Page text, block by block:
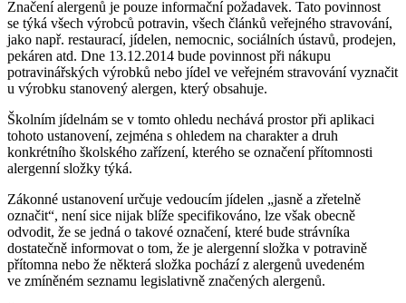
Značení alergenů je pouze informační požadavek. Tato povinnost
se týká všech výrobců potravin, všech článků veřejného stravování,
jako např. restaurací, jídelen, nemocnic, sociálních ústavů, prodejen,
pekáren atd. Dne 13.12.2014 bude povinnost při nákupu
potravinářských výrobků nebo jídel ve veřejném stravování vyznačit
u výrobku stanovený alergen, který obsahuje.
Školním jídelnám se v tomto ohledu nechává prostor při aplikaci
tohoto ustanovení, zejména s ohledem na charakter a druh
konkrétního školského zařízení, kterého se označení přítomnosti
alergenní složky týká.
Zákonné ustanovení určuje vedoucím jídelen „jasně a zřetelně
označit“, není sice nijak blíže specifikováno, lze však obecně
odvodit, že se jedná o takové označení, které bude strávníka
dostatečně informovat o tom, že je alergenní složka v potravině
přítomna nebo že některá složka pochází z alergenů uvedeném
ve zmíněném seznamu legislativně značených alergenů.